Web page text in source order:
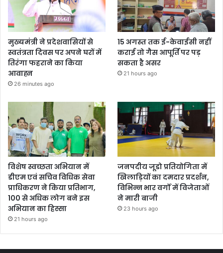
मुख्यमंत्री ने प्रदेशवासियों से
स्वतंत्रता दिवस पर अपने घरों में
तिरंगा फहराने का किया
आवाह्न
26 minutes ago
15 अगस्त तक ई-केवाईसी नहीं
कराई तो गैस आपूर्ति पर पड़
सकता है असर
21 hours ago
विशेष स्वच्छता अभियान में
डीएम एवं सचिव विधिक सेवा
प्राधिकरण ने किया प्रतिभाग,
100 से अधिक लोग बने इस
अभियान का हिस्सा
21 hours ago
जनपदीय जूडो प्रतियोगिता में
खिलाड़ियों का दमदार प्रदर्शन,
विभिन्न भार वर्गों में विजेताओं
ने मारी बाजी
23 hours ago